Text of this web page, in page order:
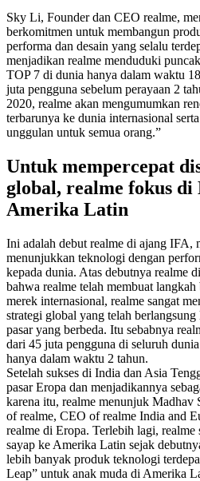
Sky Li, Founder dan CEO realme,
berkomitmen untuk membangun
performa dan desain yang selalu
menjadikan realme menduduki
TOP 7 di dunia hanya dalam waktu
juta pengguna sebelum perayaan 2
2020, realme akan mengumumkan
terbarunya ke dunia internasional
unggulan untuk semua orang.”
Untuk mempercepat
global, realme fokus di
Amerika Latin
Ini adalah debut realme di ajang IFA,
menunjukkan teknologi dengan
kepada dunia. Atas debutnya realme
bahwa realme telah membuat langkah
merek internasional, realme sangat
strategi global yang telah
pasar yang berbeda. Itu sebabnya
dari 45 juta pengguna di seluruh
hanya dalam waktu 2 tahun.
Setelah sukses di India dan Asia
pasar Eropa dan menjadikannya
karena itu, realme menunjuk Madhav
of realme, CEO of realme India and
realme di Eropa. Terlebih lagi, realme
sayap ke Amerika Latin sejak
lebih banyak produk teknologi
Leap” untuk anak muda di Amerika